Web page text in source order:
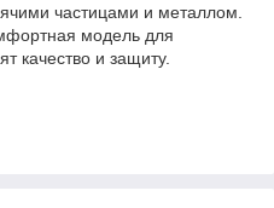
частицами и металлом.
модель для
качество и защиту.